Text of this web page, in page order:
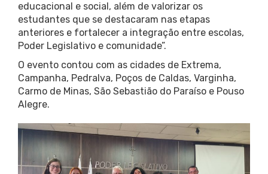
educacional e social, além de valorizar os
estudantes que se destacaram nas etapas
anteriores e fortalecer a integração entre escolas,
Poder Legislativo e comunidade”.
O evento contou com as cidades de Extrema,
Campanha, Pedralva, Poços de Caldas, Varginha,
Carmo de Minas, São Sebastião do Paraíso e Pouso
Alegre.